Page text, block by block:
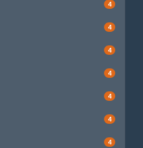
4
4
4
4
4
4
4